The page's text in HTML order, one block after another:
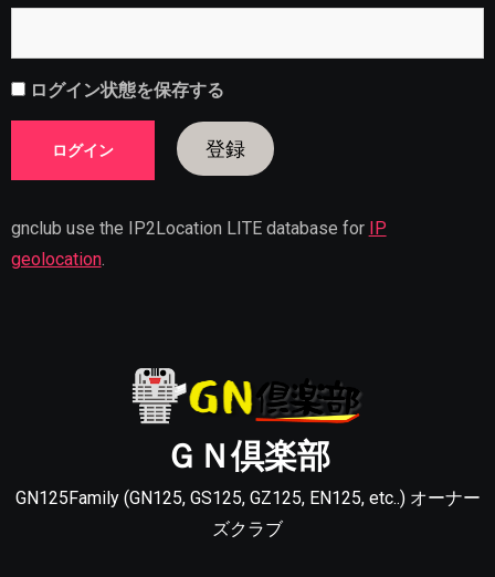
ログイン状態を保存する
登録
gnclub use the IP2Location LITE database for IP
geolocation.
ＧＮ倶楽部
GN125Family (GN125, GS125, GZ125, EN125, etc..) オーナー
ズクラブ